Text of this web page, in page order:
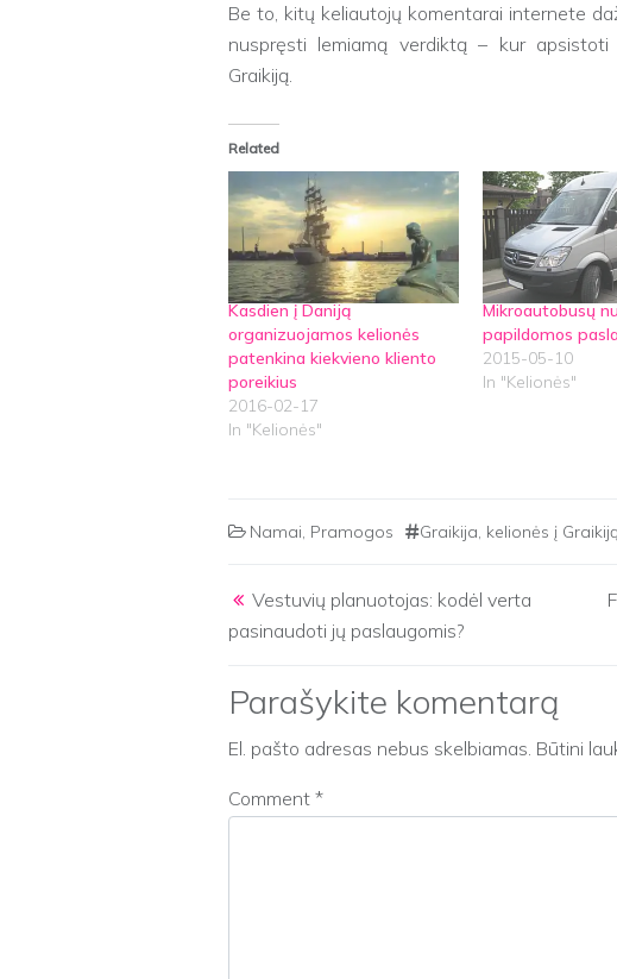
Be to, kitų keliautojų komentarai internete
nuspręsti lemiamą verdiktą – kur
Graikiją.
Related
Kasdien į Daniją
organizuojamos kelionės
patenkina kiekvieno kliento
poreikius
2016-02-17
In "Kelionės"
Mikroautobusų
papildomos
2015-05-10
In "Kelionės"
Namai, Pramogos Graikija, kelionės į
Post navigation
Vestuvių planuotojas: kodėl verta
pasinaudoti jų paslaugomis?
Parašykite komentarą
El. pašto adresas nebus skelbiamas. Būtini
Comment *